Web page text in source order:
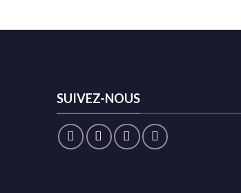
SUIVEZ-NOUS